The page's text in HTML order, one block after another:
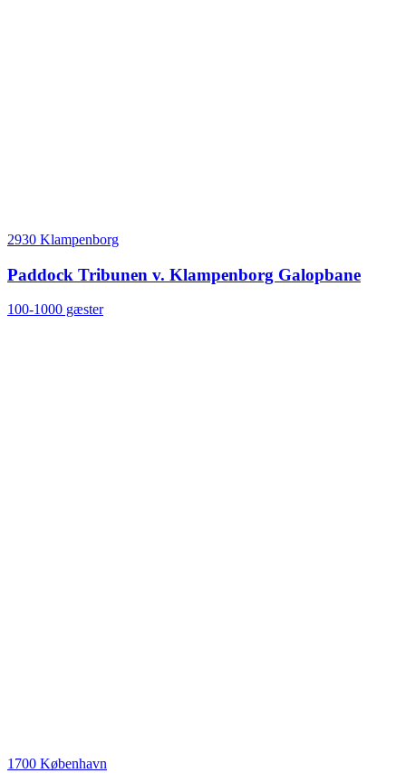
2930 Klampenborg
Paddock Tribunen v. Klampenborg Galopbane
100-1000 gæster
1700 København